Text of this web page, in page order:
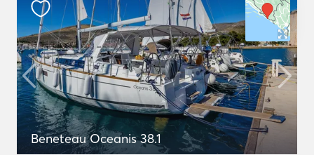
Beneteau Oceanis 38.1